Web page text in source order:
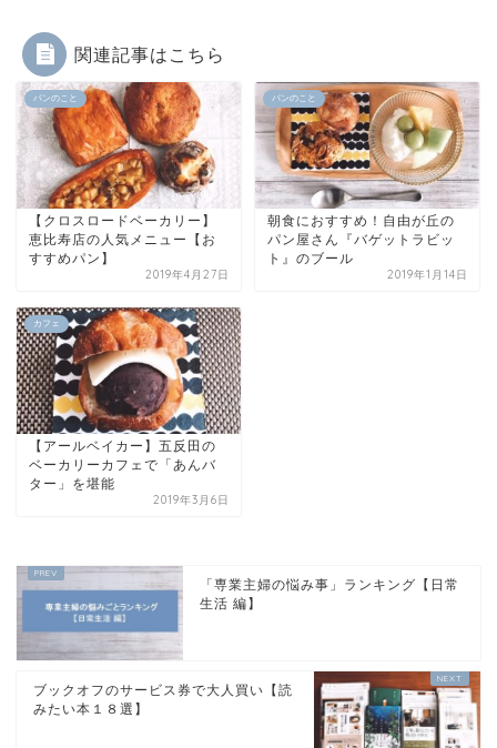
関連記事はこちら
パンのこと
【クロスロードベーカリー】
恵比寿店の人気メニュー【お
すすめパン】
2019年4月27日
パンのこと
朝食におすすめ！自由が丘の
パン屋さん『バゲットラビッ
ト』のブール
2019年1月14日
カフェ
【アールベイカー】五反田の
ベーカリーカフェで「あんバ
ター」を堪能
2019年3月6日
「専業主婦の悩み事」ランキング【日常
生活 編】
ブックオフのサービス券で大人買い【読
みたい本１８選】